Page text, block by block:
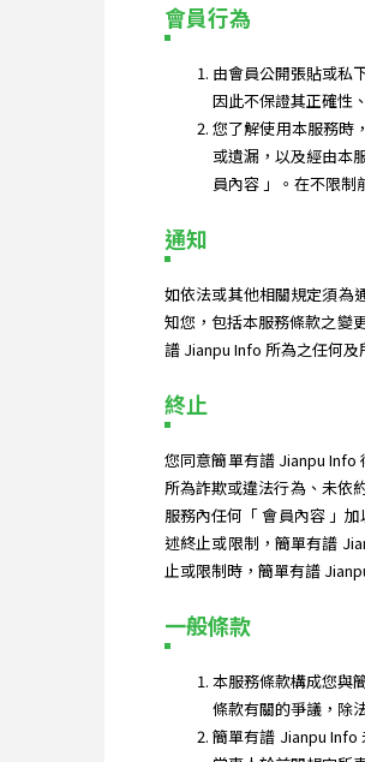
會員行為
由會員公開張貼或私
因此不保證其正確性
您了解使用本服務時
或遺漏，以及經由本
員內容 」。在不限
通知
如依法或其他相關規定須為
知您，包括本服務條款之變
譜 Jianpu Info 所為之任何及
終止
您同意簡單有譜 Jianpu Info
所為詐欺或違法行為、未依
服務內任何「 會員內容 」
述終止或限制，簡單有譜
止或限制時，簡單有譜
一般條款
本服務條款構成您與
條款有關的爭議，除
簡單有譜 Jianpu Info